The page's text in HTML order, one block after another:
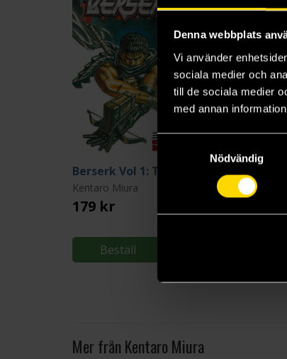
Denna webbplats
Vi använder
sociala medier och
till de sociala medier
med annan
Samtyckesval
Nödvändig
Kentaro Miura
179 kr
Beställ
Kentaro Miura
Mer från Kentaro Miura